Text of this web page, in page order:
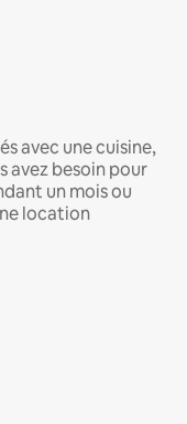
avec une cuisine,
avez besoin pour
un mois ou
location